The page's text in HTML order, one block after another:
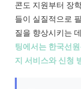
콘도 지원부터 장
들이 실질적으로
질을 향상시키는
팅에서는 한국선
지 서비스와 신청